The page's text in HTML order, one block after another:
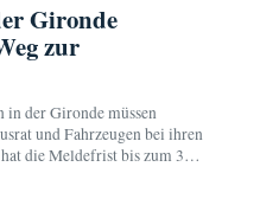
Gironde
zur
in der Gironde müssen
und Fahrzeugen bei ihren
die Meldefrist bis zum 31.